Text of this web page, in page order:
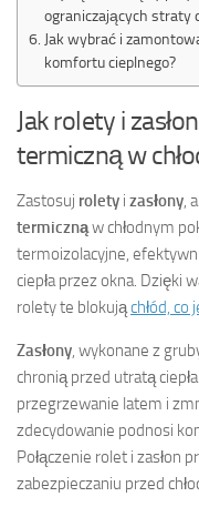
ograniczających straty
Jak wybrać i
komfortu cieplnego?
Jak rolety i
termiczną w
Zastosuj rolety i zasłony ,
termicznąw chłodnym
termoizolacyjne,
ciepła przez okna. Dzięki
rolety te blokująchłód,
Zasłony , wykonane z
chronią przed utratą
przegrzewanie latem i
zdecydowanie podnosi
Połączenie rolet i zasłon
zabezpieczaniu przed